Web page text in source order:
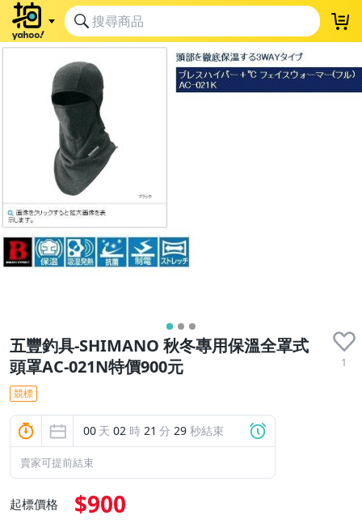
五豐釣具-SHIMANO 秋冬專用保溫全罩式
頭罩AC-021N特價900元
1
競標
00 天 02 時 21 分 29 秒結束
賣家可提前結束
起標價格 $900